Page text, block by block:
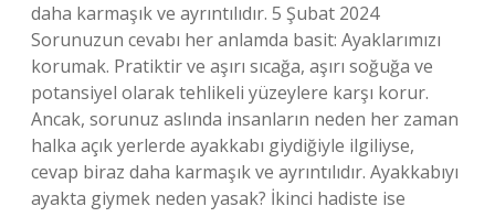
daha karmaşık ve ayrıntılıdır. 5 Şubat 2024
Sorunuzun cevabı her anlamda basit: Ayaklarımızı
korumak. Pratiktir ve aşırı sıcağa, aşırı soğuğa ve
potansiyel olarak tehlikeli yüzeylere karşı korur.
Ancak, sorunuz aslında insanların neden her zaman
halka açık yerlerde ayakkabı giydiğiyle ilgiliyse,
cevap biraz daha karmaşık ve ayrıntılıdır. Ayakkabıyı
ayakta giymek neden yasak? İkinci hadiste ise